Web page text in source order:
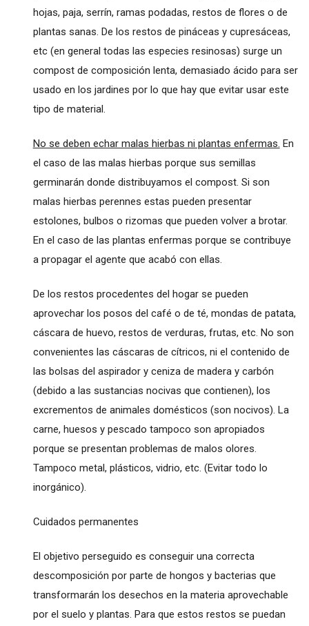
hojas, paja, serrín, ramas podadas, restos de flores o de
plantas sanas. De los restos de pináceas y cupresáceas,
etc (en general todas las especies resinosas) surge un
compost de composición lenta, demasiado ácido para ser
usado en los jardines por lo que hay que evitar usar este
tipo de material.
No se deben echar malas hierbas ni plantas enfermas. En
el caso de las malas hierbas porque sus semillas
germinarán donde distribuyamos el compost. Si son
malas hierbas perennes estas pueden presentar
estolones, bulbos o rizomas que pueden volver a brotar.
En el caso de las plantas enfermas porque se contribuye
a propagar el agente que acabó con ellas.
De los restos procedentes del hogar se pueden
aprovechar los posos del café o de té, mondas de patata,
cáscara de huevo, restos de verduras, frutas, etc. No son
convenientes las cáscaras de cítricos, ni el contenido de
las bolsas del aspirador y ceniza de madera y carbón
(debido a las sustancias nocivas que contienen), los
excrementos de animales domésticos (son nocivos). La
carne, huesos y pescado tampoco son apropiados
porque se presentan problemas de malos olores.
Tampoco metal, plásticos, vidrio, etc. (Evitar todo lo
inorgánico).
Cuidados permanentes
El objetivo perseguido es conseguir una correcta
descomposición por parte de hongos y bacterias que
transformarán los desechos en la materia aprovechable
por el suelo y plantas. Para que estos restos se puedan